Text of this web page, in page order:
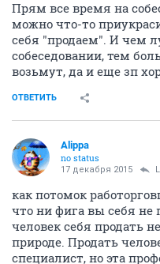
умер(((
Показать спойлер
ОТВЕТИТЬ
L
Lili90
10 ноября 2015
Самое главное в поиске
панике!!! Это правда
ощутила и вовремя
долго искать работу
каждым разом
уменьшаются, и